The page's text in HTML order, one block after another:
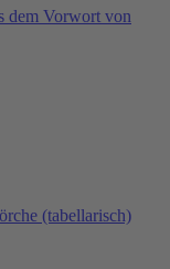
dem Vorwort von
(tabellarisch)